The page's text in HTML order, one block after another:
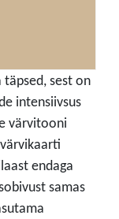
sest on
intensiivsus
värvitooni
endaga
samas